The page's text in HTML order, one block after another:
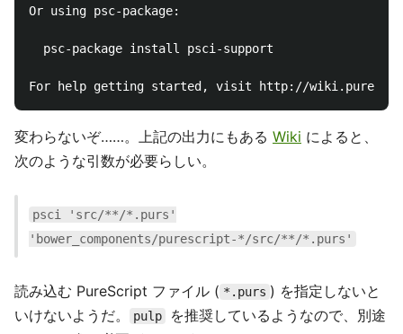
Or using psc-package:
  psc-package install psci-support
変わらないぞ……。上記の出力にもある Wiki によると、
次のような引数が必要らしい。
psci 'src/**/*.purs'
'bower_components/purescript-*/src/**/*.purs'
読み込む PureScript ファイル ( *.purs ) を指定しないと
いけないようだ。
pulp
を推奨しているようなので、別途